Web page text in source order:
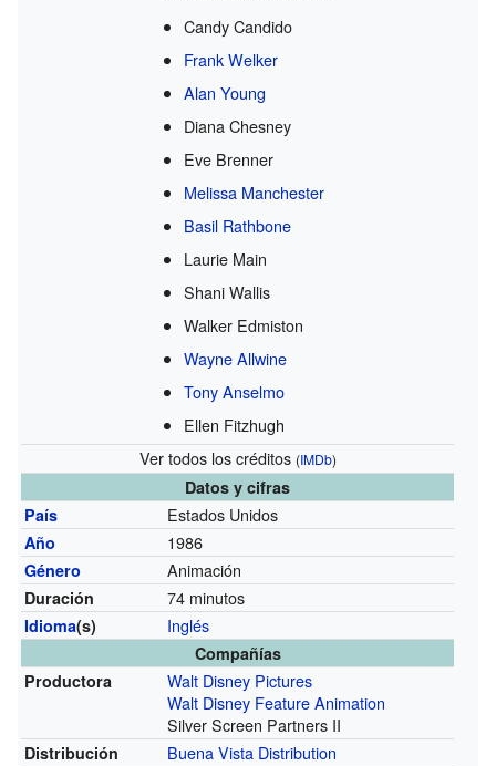
Candy Candido
Frank Welker
Alan Young
Diana Chesney
Eve Brenner
Melissa Manchester
Basil Rathbone
Laurie Main
Shani Wallis
Walker Edmiston
Wayne Allwine
Tony Anselmo
Ellen Fitzhugh
Ver todos los créditos (IMDb)
Datos y cifras
País
Estados Unidos
Año 1986
Género Animación
Duración 74 minutos
Idioma(s) Inglés
Compañías
Productora
Walt Disney Pictures
Walt Disney Feature Animation
Silver Screen Partners II
Distribución Buena Vista Distribution